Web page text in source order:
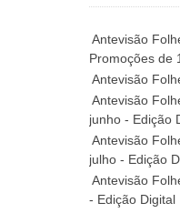
Antevisão
Promoções de
Antevisão
Antevisão
junho - Edição
Antevisão
julho - Edição
Antevisão
- Edição Digital